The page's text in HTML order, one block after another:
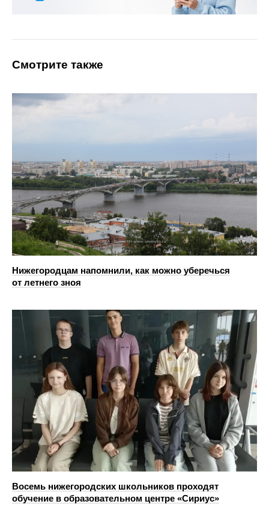
Смотрите также
Нижегородцам напомнили, как можно уберечься
от летнего зноя
Восемь нижегородских школьников проходят
обучение в образовательном центре «Сириус»